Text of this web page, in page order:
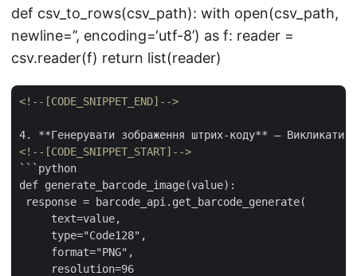
def csv_to_rows(csv_path): with open(csv_path,
newline=’’, encoding=‘utf-8’) as f: reader =
csv.reader(f) return list(reader)
<!--[CODE_SNIPPET_END]-->
<!--[CODE_SNIPPET_START]-->
```python
def generate_barcode_image(value):
response = barcode_api.get_barcode_generate(
     text=value,
     type="Code128",
     format="PNG",
     resolution=96